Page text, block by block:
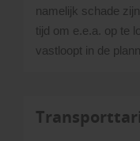
namelijk schade
tijd om e.e.a. op te
vastloopt in de